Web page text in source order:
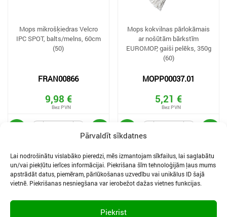
Pārvaldīt sīkdatnes
Lai nodrošinātu vislabāko pieredzi, mēs izmantojam sīkfailus, lai saglabātu
un/vai piekļūtu ierīces informācijai. Piekrišana šīm tehnoloģijām ļaus mums
apstrādāt datus, piemēram, pārlūkošanas uzvedību vai unikālus ID šajā
vietnē. Piekrišanas nesniegšana var ierobežot dažas vietnes funkcijas.
Piekrist
Mops mikrošķiedras Velcro
IPC SPOT, balts/melns, 60cm
(50)
FRAN00866
9,98 €
Mops kokvilnas pārlokāmais
ar nošūtām bārkstīm
EUROMOP, gaiši pelēks, 350g
(60)
MOPP00037.01
5,21 €
LIETOŠANAS NOTEIKUMI